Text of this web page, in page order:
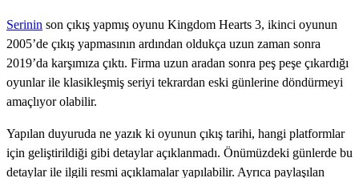
Serinin son çıkış yapmış oyunu Kingdom Hearts 3, ikinci oyunun
2005’de çıkış yapmasının ardından oldukça uzun zaman sonra
2019’da karşımıza çıktı. Firma uzun aradan sonra peş peşe çıkardığı
oyunlar ile klasikleşmiş seriyi tekrardan eski günlerine döndürmeyi
amaçlıyor olabilir.
Yapılan duyuruda ne yazık ki oyunun çıkış tarihi, hangi platformlar
için geliştirildiği gibi detaylar açıklanmadı. Önümüzdeki günlerde bu
detaylar ile ilgili resmi açıklamalar yapılabilir. Ayrıca paylaşılan